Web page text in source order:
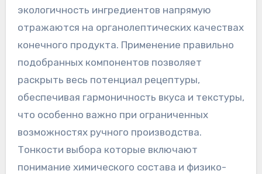
экологичность ингредиентов напрямую
отражаются на органолептических качествах
конечного продукта. Применение правильно
подобранных компонентов позволяет
раскрыть весь потенциал рецептуры,
обеспечивая гармоничность вкуса и текстуры,
что особенно важно при ограниченных
возможностях ручного производства.
Тонкости выбора которые включают
понимание химического состава и физико-